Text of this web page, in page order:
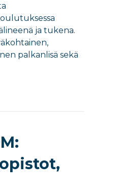
ja tukena.
palkanlisä sekä